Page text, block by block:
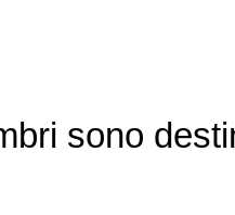
sono